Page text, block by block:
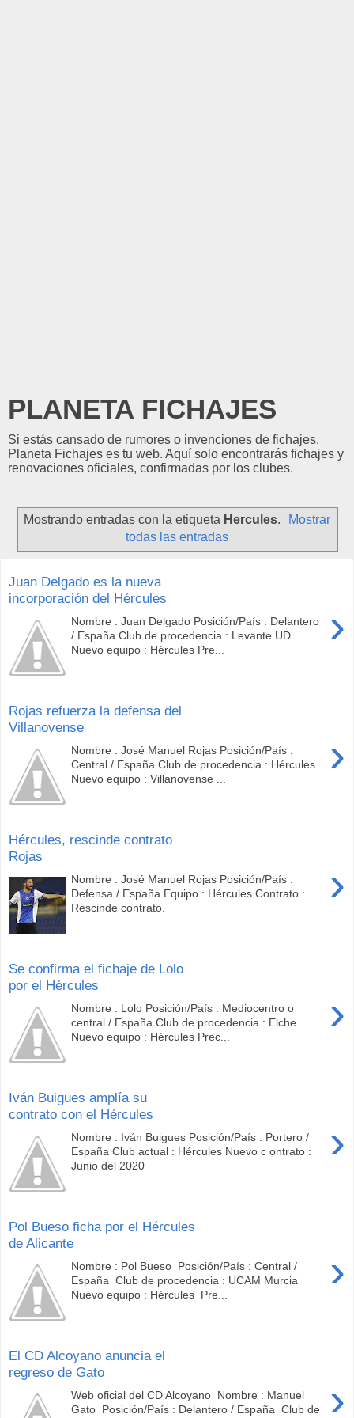
PLANETA FICHAJES
Si estás cansado de rumores o invenciones de fichajes,
Planeta Fichajes es tu web. Aquí solo encontrarás fichajes y
renovaciones oficiales, confirmadas por los clubes.
Mostrando entradas con la etiqueta Hercules.
Mostrar
todas las entradas
Juan Delgado es la nueva
incorporación del Hércules
›
Nombre : Juan Delgado Posición/País : Delantero
/ España Club de procedencia : Levante UD
Nuevo equipo : Hércules Pre...
Rojas refuerza la defensa del
Villanovense
›
Nombre : José Manuel Rojas Posición/País :
Central / España Club de procedencia : Hércules
Nuevo equipo : Villanovense ...
Hércules, rescinde contrato
Rojas
›
Nombre : José Manuel Rojas Posición/País :
Defensa / España Equipo : Hércules Contrato :
Rescinde contrato.
Se confirma el fichaje de Lolo
por el Hércules
›
Nombre : Lolo Posición/País : Mediocentro o
central / España Club de procedencia : Elche
Nuevo equipo : Hércules Prec...
Iván Buigues amplía su
contrato con el Hércules
›
Nombre : Iván Buigues Posición/País : Portero /
España Club actual : Hércules Nuevo c ontrato :
Junio del 2020
Pol Bueso ficha por el Hércules
de Alicante
›
Nombre : Pol Bueso Posición/País : Central /
España Club de procedencia : UCAM Murcia
Nuevo equipo : Hércules Pre...
El CD Alcoyano anuncia el
regreso de Gato
›
Web oficial del CD Alcoyano Nombre : Manuel
Gato Posición/País : Delantero / España Club de